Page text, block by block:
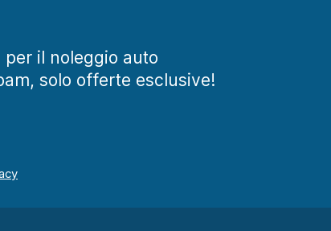
il noleggio auto
solo offerte esclusive!